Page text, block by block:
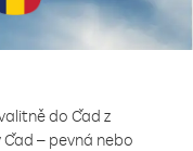
do Čad z
– pevná nebo